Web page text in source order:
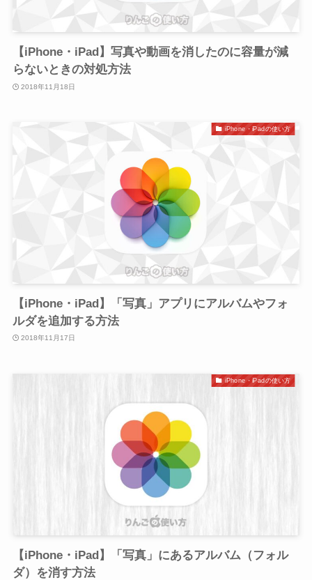
【iPhone・iPad】写真や動画を消したのに容量が減
らないときの対処方法
2018年11月18日
iPhone・iPadの使い方
【iPhone・iPad】「写真」アプリにアルバムやフォ
ルダを追加する方法
2018年11月17日
iPhone・iPadの使い方
【iPhone・iPad】「写真」にあるアルバム（フォル
ダ）を消す方法